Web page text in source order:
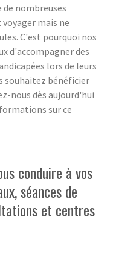
de nombreuses
mais ne
C'est pourquoi nos
d'accompagner des
lors de leurs
souhaitez bénéficier
nous dès aujourd'hui
sur ce
conduire à vos
séances de
et centres